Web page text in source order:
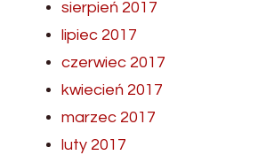
sierpień 2017
lipiec 2017
czerwiec 2017
kwiecień 2017
marzec 2017
luty 2017